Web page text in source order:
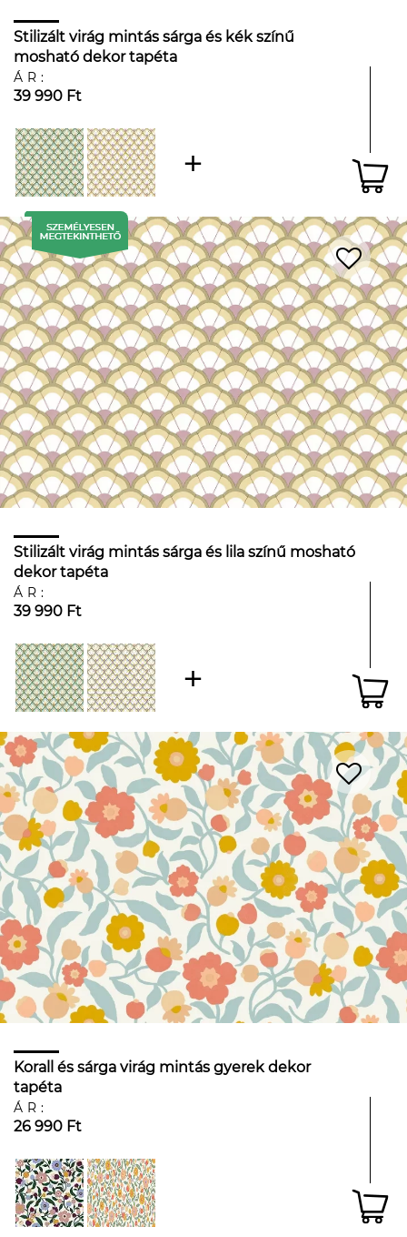
Stilizált virág mintás sárga és kék színű
mosható dekor tapéta
ÁR:
39 990 Ft
Stilizált virág mintás sárga és lila színű mosható
dekor tapéta
ÁR:
39 990 Ft
Korall és sárga virág mintás gyerek dekor
tapéta
ÁR:
26 990 Ft